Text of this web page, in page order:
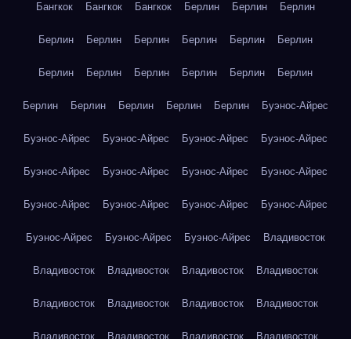
Бангкок Бангкок Бангкок Берлин Берлин Берлин
Берлин Берлин Берлин Берлин Берлин Берлин
Берлин Берлин Берлин Берлин Берлин Берлин
Берлин Берлин Берлин Берлин Берлин Буэнос-Айрес
Буэнос-Айрес Буэнос-Айрес Буэнос-Айрес Буэнос-Айрес
Буэнос-Айрес Буэнос-Айрес Буэнос-Айрес Буэнос-Айрес
Буэнос-Айрес Буэнос-Айрес Буэнос-Айрес Буэнос-Айрес
Буэнос-Айрес Буэнос-Айрес Буэнос-Айрес Владивосток
Владивосток Владивосток Владивосток Владивосток
Владивосток Владивосток Владивосток Владивосток
Владивосток Владивосток Владивосток Владивосток